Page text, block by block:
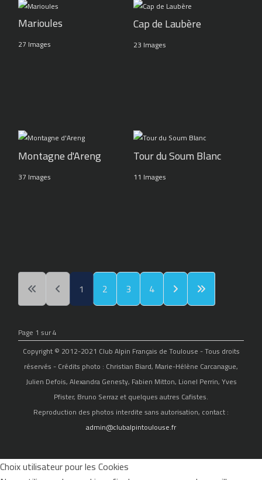
Marioules
27 Images
Cap de Laubère
23 Images
Montagne d'Areng
37 Images
Tour du Soum Blanc
11 Images
1 2 3 4
Page 1 sur 4
Copyright © 2012-2021 Club Alpin Français de Toulouse - Tous droits
réservés - Crédits photo : Christian Biard, Marie-Hélène Carcanague,
Julien Defois, Alexandra Genesty, Fabien Mitton, Lionel Perrin, Yves
Pfister, Bruno Serraz et quelques autres Cafistes.
Reproduction des photos interdite sans autorisation, contact :
admin@clubalpintoulouse.fr
Choix utilisateur pour les Cookies